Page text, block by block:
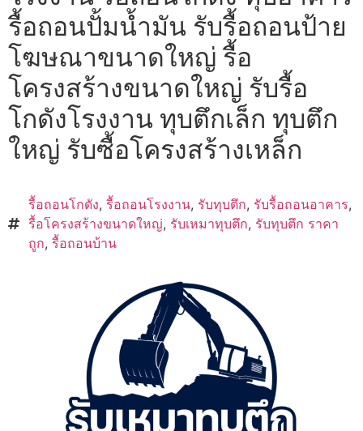
รื้อถอนปั้มน้ำมัน รับรื้อถอนป้าย
โฆษณาขนาดใหญ่ รื้อ
โครงสร้างขนาดใหญ่ รับรื้อ
โกดังโรงงาน ทุบตึกเล็ก ทุบตึก
ใหญ่ รับซื้อโครงสร้างเหล็ก
รื้อถอนโกดัง, รื้อถอนโรงงาน, รับทุบตึก, รับรื้อถอนอาคาร,
รื้อโครงสร้างขนาดใหญ่, รับเหมาทุบตึก, รับทุบตึก ราคา
ถูก, รื้อถอนบ้าน